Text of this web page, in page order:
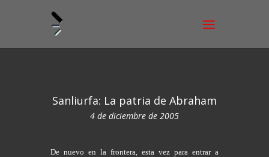
Sanliurfa: La patria de Abraham
4 de diciembre de 2005
De nuevo en la frontera, esta vez para entrar a